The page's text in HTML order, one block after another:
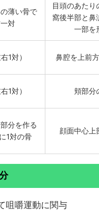
薄い骨で
対
目頭のあたり
窩後半部と鼻
一部を
1対） 鼻腔を上前
1対） 頬部分
分を作る
1対の骨
顔面中心上
咀嚼運動に関与